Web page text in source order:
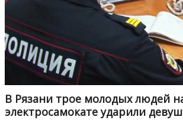
В Рязани трое молодых людей
электросамокате ударили